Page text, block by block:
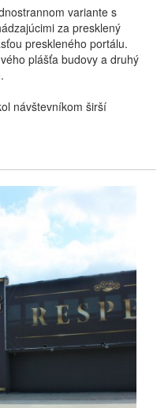
variante s
za presklený
preskleného portálu.
plášťa budovy a druhý
návštevníkom širší